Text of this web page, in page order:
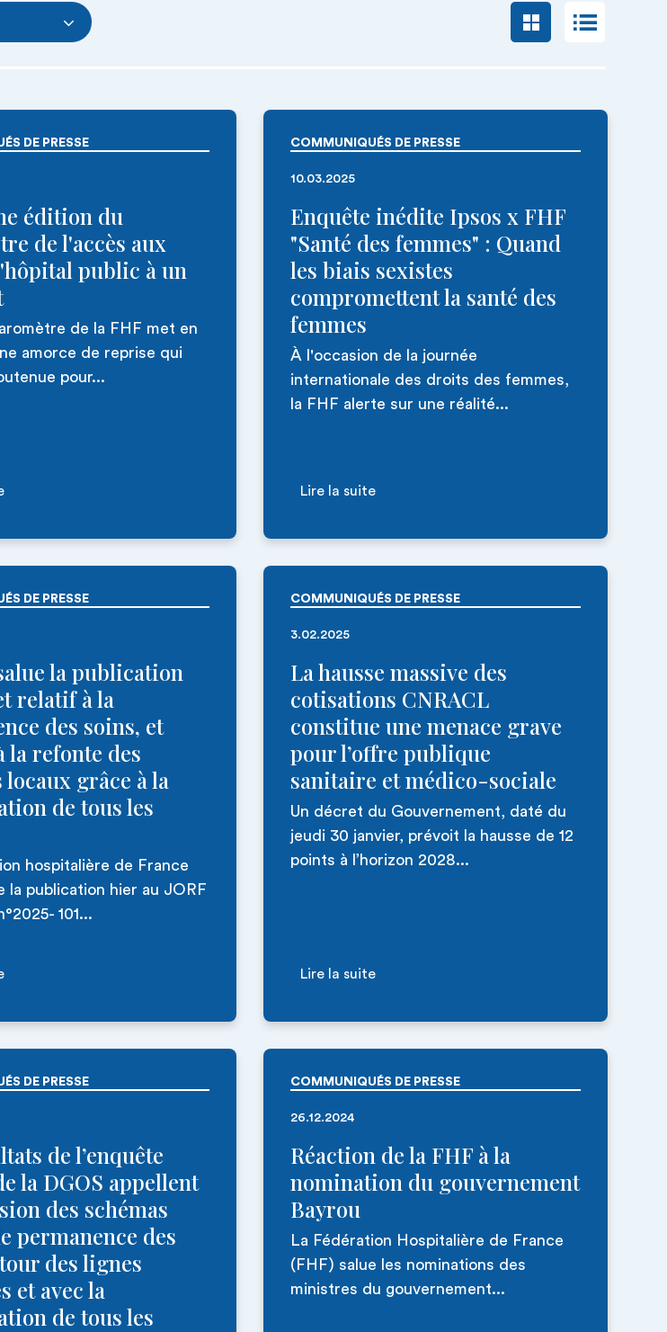
DE PRESSE
édition du
de l'accès aux
public à un
de la FHF met en
amorce de reprise qui
pour...
COMMUNIQUÉS DE PRESSE
10.03.2025
Enquête inédite Ipsos x FHF
"Santé des femmes" : Quand
les biais sexistes
compromettent la santé des
femmes
À l'occasion de la journée
internationale des droits des femmes,
la FHF alerte sur une réalité...
Lire la suite
DE PRESSE
la publication
relatif à la
des soins, et
la refonte des
locaux grâce à la
de tous les
hospitalière de France
la publication hier au JORF
101...
COMMUNIQUÉS DE PRESSE
3.02.2025
La hausse massive des
cotisations CNRACL
constitue une menace grave
pour l’offre publique
sanitaire et médico-sociale
Un décret du Gouvernement, daté du
jeudi 30 janvier, prévoit la hausse de 12
points à l’horizon 2028...
Lire la suite
DE PRESSE
de l’enquête
la DGOS appellent
des schémas
permanence des
des lignes
et avec la
de tous les
COMMUNIQUÉS DE PRESSE
26.12.2024
Réaction de la FHF à la
nomination du gouvernement
Bayrou
La Fédération Hospitalière de France
(FHF) salue les nominations des
ministres du gouvernement...